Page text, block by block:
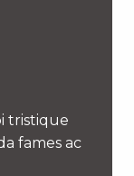
tristique
fames ac